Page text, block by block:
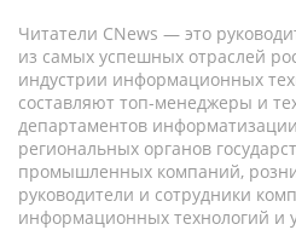
Читатели CNews — это
из самых успешных отраслей
индустрии информационных
составляют топ-менеджеры и
департаментов
региональных органов
промышленных компаний,
руководители и сотрудники
информационных технологий и